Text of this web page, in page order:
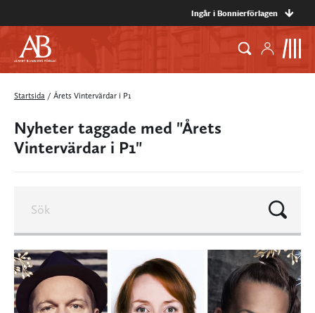
Ingår i Bonnierförlagen
Startsida / Årets Vintervärdar i P1
Nyheter taggade med "Årets
Vintervärdar i P1"